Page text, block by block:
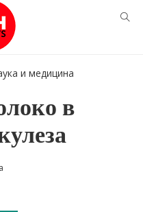
и медицина
в